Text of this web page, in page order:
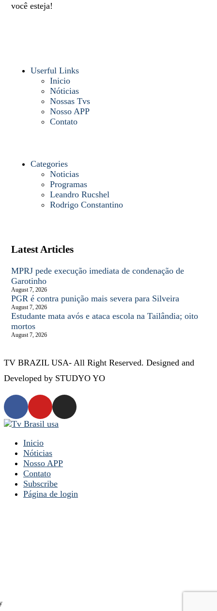
você esteja!
Userful Links
Inicio
Nóticias
Nossas Tvs
Nosso APP
Contato
Categories
Noticias
Programas
Leandro Rucshel
Rodrigo Constantino
Latest Articles
MPRJ pede execução imediata de condenação de
Garotinho
August 7, 2026
PGR é contra punição mais severa para Silveira
August 7, 2026
Estudante mata avós e ataca escola na Tailândia; oito
mortos
August 7, 2026
TV BRAZIL USA- All Right Reserved. Designed and
Developed by STUDYO YO
Inicio
Nóticias
Nosso APP
Contato
Subscribe
Página de login